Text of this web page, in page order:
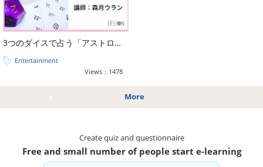
3つのダイスで占う「アストロダイス占い講座」
Entertainment
Views：1478
More
Create quiz and questionnaire
Free and small number of people start e-learning